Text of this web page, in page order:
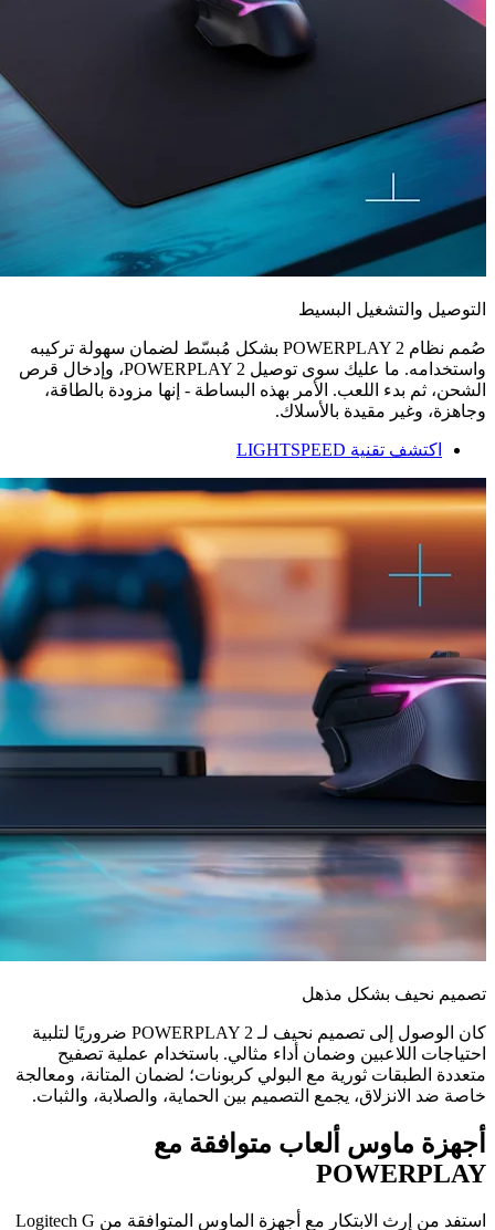
التوصيل والتشغيل البسيط
صُمم نظام POWERPLAY 2‏ بشكل مُبسّط لضمان سهولة تركيبه
واستخدامه. ما عليك سوى توصيل POWERPLAY 2‎، وإدخال قرص
الشحن، ثم بدء اللعب. الأمر بهذه البساطة - إنها مزودة بالطاقة،
وجاهزة، وغير مقيدة بالأسلاك.
اكتشف تقنية LIGHTSPEED
تصميم نحيف بشكل مذهل
كان الوصول إلى تصميم نحيف لـ POWERPLAY 2 ضروريًا لتلبية
احتياجات اللاعبين وضمان أداء مثالي. باستخدام عملية تصفيح
متعددة الطبقات ثورية مع البولي كربونات؛ لضمان المتانة، ومعالجة
خاصة ضد الانزلاق، يجمع التصميم بين الحماية، والصلابة، والثبات.
أجهزة ماوس ألعاب متوافقة مع
POWERPLAY
استفد من إرث الابتكار مع أجهزة الماوس المتوافقة من Logitech G